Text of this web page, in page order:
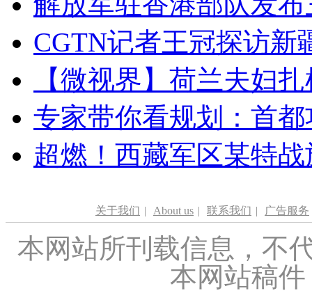
CGTN记者王冠探访新
【微视界】荷兰夫妇
专家带你看规划：首
超燃！西藏军区某特
关于我们 | About us | 联系我们 | 广告服务
本网站所刊载信息，不
本网站稿